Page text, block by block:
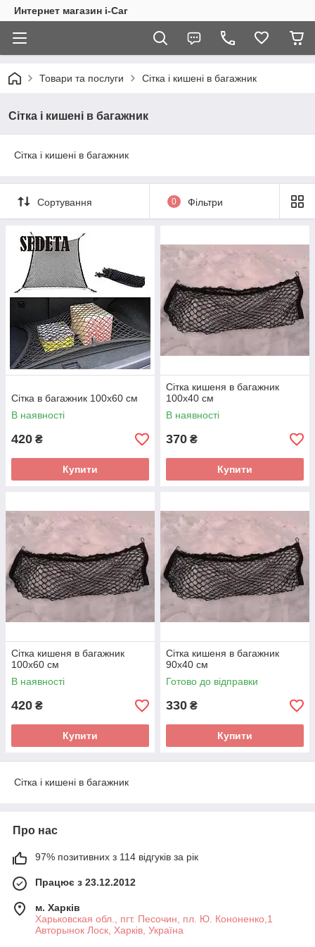
Интернет магазин i-Car
Товари та послуги Сітка і кишені в багажник
Сітка і кишені в багажник
Сітка і кишені в багажник
Сортування 0 Фільтри
Сітка в багажник 100х60 см
В наявності
420 ₴
Купити
Сітка кишеня в багажник
100х40 см
В наявності
370 ₴
Купити
Сітка кишеня в багажник
100х60 см
В наявності
420 ₴
Купити
Сітка кишеня в багажник
90х40 см
Готово до відправки
330 ₴
Купити
Сітка і кишені в багажник
Про нас
97% позитивних з 114 відгуків за рік
Працює з 23.12.2012
м. Харків
Харьковская обл., пгт. Песочин, пл. Ю. Кононенко,1
Авторынок Лоск, Харків, Україна